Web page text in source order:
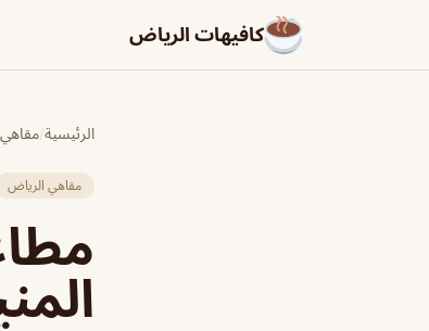
كافيهات الرياض
الرئيسية/
مقاهي الرياض